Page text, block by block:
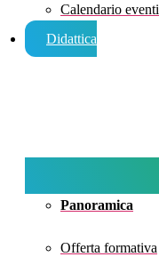
Calendario eventi
Didattica
Panoramica
Offerta formativa